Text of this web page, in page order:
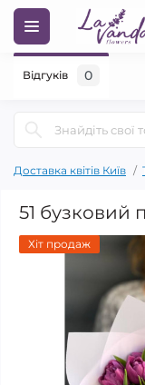
Доставка квітів Київ
51 бузковий
Хіт продаж
Відгуків 0